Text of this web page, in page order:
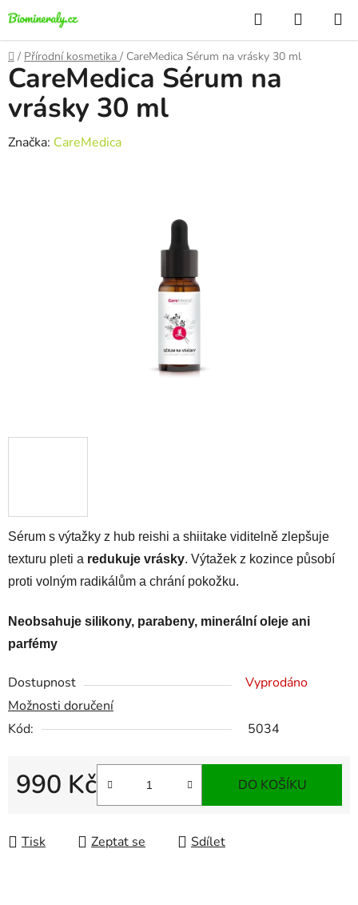
Přejít
na
obsah
Hledat
KOŠÍK
Domů
/ Přírodní kosmetika / CareMedica Sérum na vrásky 30 ml
Sérum s výtažky z hub reishi a shiitake viditelně zlepšuje
texturu pleti a redukuje vrásky. Výtažek z kozince působí
proti volným radikálům a chrání pokožku.
Neobsahuje silikony, parabeny, minerální oleje ani
parfémy
Dostupnost
Vyprodáno
Možnosti doručení
Kód:
5034
990 Kč DO KOŠÍKU
Tisk Zeptat se Sdílet
CareMedica Sérum na
vrásky 30 ml
Značka: CareMedica